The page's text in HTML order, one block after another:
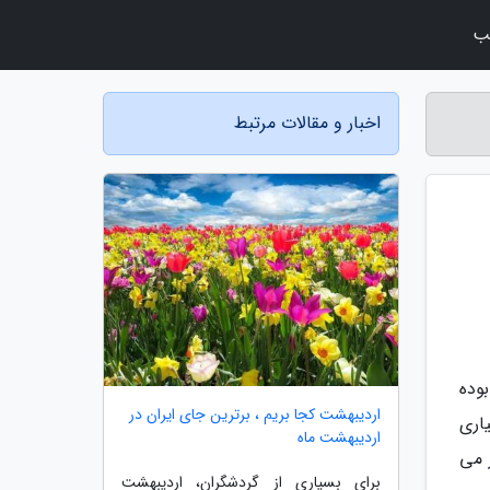
دارد و امروز می
اخبار و مقالات مرتبط
اردیبهشت کجا بریم ، برترین جای ایران در
اردیبهشت ماه
برای بسیاری از گردشگران، اردیبهشت